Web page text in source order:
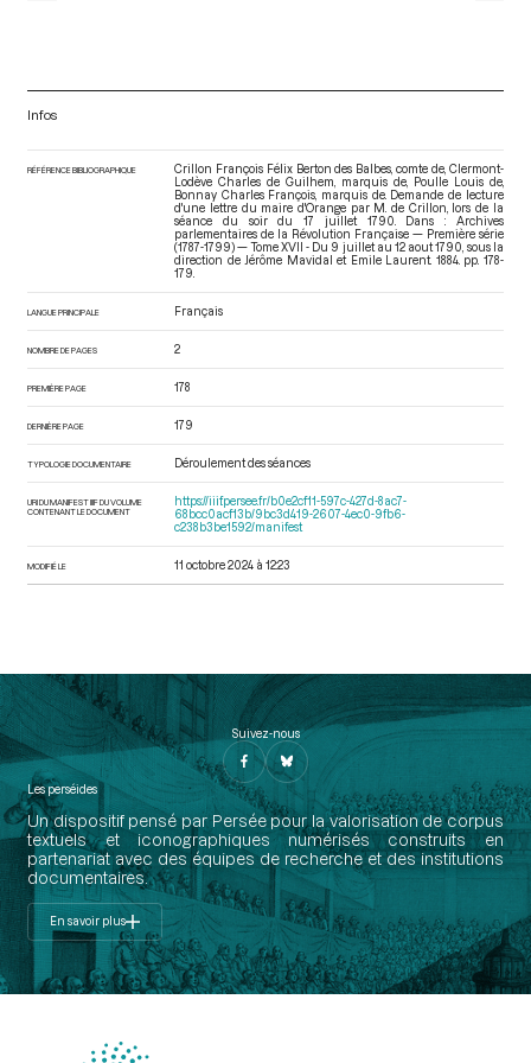
Infos
RÉFÉRENCE BIBLIOGRAPHIQUE
Crillon François Félix Berton des Balbes, comte de, Clermont-
Lodève Charles de Guilhem, marquis de, Poulle Louis de,
Bonnay Charles François, marquis de. Demande de lecture
d'une lettre du maire d'Orange par M. de Crillon, lors de la
séance du soir du 17 juillet 1790. Dans : Archives
parlementaires de la Révolution Française — Première série
(1787-1799) — Tome XVII - Du 9 juillet au 12 aout 1790 , sous la
direction de Jérôme Mavidal et Emile Laurent. 1884. pp. 178-
179.
LANGUE PRINCIPALE Français
NOMBRE DE PAGES 2
PREMIÈRE PAGE 178
DERNIÈRE PAGE 179
TYPOLOGIE DOCUMENTAIRE Déroulement des séances
URI DU MANIFEST IIIF DU VOLUME
CONTENANT LE DOCUMENT
https://iiif.persee.fr/b0e2cf11-597c-427d-8ac7-
68bcc0acf13b/9bc3d419-2607-4ec0-9fb6-
c238b3be1592/manifest
MODIFIÉ LE 11 octobre 2024 à 12:23
Suivez-nous
Les perséides
Un dispositif pensé par Persée pour la valorisation de corpus
textuels et iconographiques numérisés construits en
partenariat avec des équipes de recherche et des institutions
documentaires.
En savoir plus